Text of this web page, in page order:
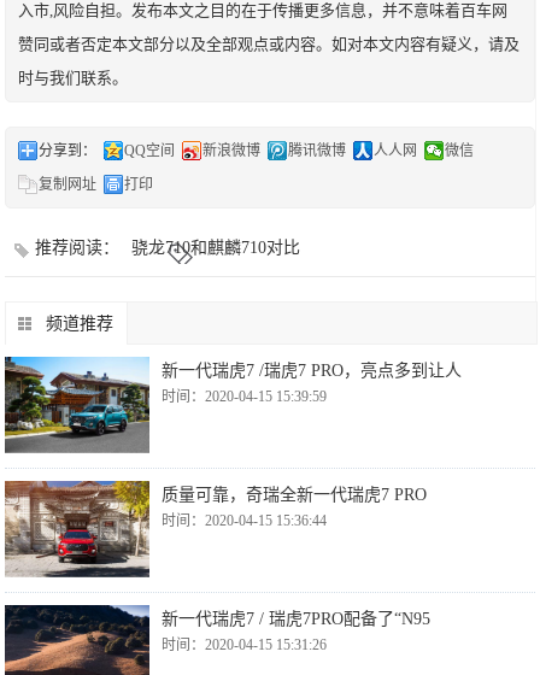
入市,风险自担。发布本文之目的在于传播更多信息，并不意味着百车网
赞同或者否定本文部分以及全部观点或内容。如对本文内容有疑义，请及
时与我们联系。
分享到： QQ空间 新浪微博 腾讯微博 人人网
微信
复制网址
打印
推荐阅读： 骁龙710和麒麟710对比
频道推荐
新一代瑞虎7 /瑞虎7 PRO，亮点多到让人
时间：2020-04-15 15:39:59
质量可靠，奇瑞全新一代瑞虎7 PRO
时间：2020-04-15 15:36:44
新一代瑞虎7 / 瑞虎7PRO配备了“N95
时间：2020-04-15 15:31:26